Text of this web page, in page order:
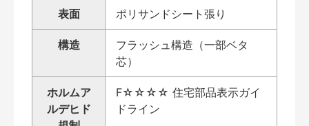
表面 ポリサンドシート張り
構造
フラッシュ構造（一部ベタ
芯）
ホルムア
ルデヒド
F☆☆☆☆ 住宅部品表示ガイ
ドライン